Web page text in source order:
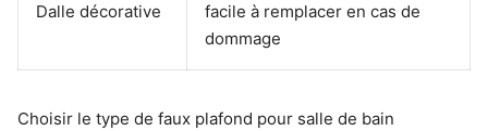
Dalle décorative
facile à remplacer en cas de
dommage
Choisir le type de faux plafond pour salle de bain